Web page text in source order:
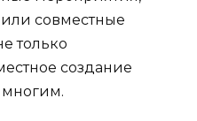
или совместные
только
создание
многим.